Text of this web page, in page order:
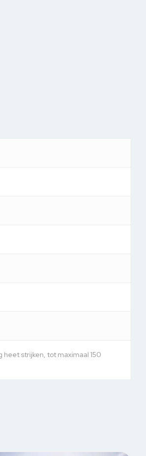
strijken, tot maximaal 150